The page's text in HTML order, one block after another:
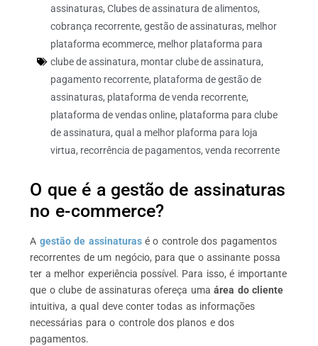
assinaturas,Clubes de assinatura de alimentos,
cobrança recorrente,gestão de assinaturas, melhor
plataforma ecommerce, melhor plataforma para
clube de assinatura, montar clube de assinatura,
pagamento recorrente, plataforma de gestão de
assinaturas, plataforma de venda recorrente,
plataforma de vendas online, plataforma para clube
de assinatura,qual a melhor plaforma para loja
virtua, recorrência de pagamentos,venda recorrente
O que é a gestão de assinaturas
no e-commerce?
A gestão de assinaturasé o controle dos pagamentos
recorrentes de um negócio, para que o assinante possa
ter a melhor experiência possível. Para isso, é importante
que o clube de assinaturas ofereça umaárea do cliente
intuitiva, a qual deve conter todas as informações
necessárias para o controle dos planos e dos
pagamentos.